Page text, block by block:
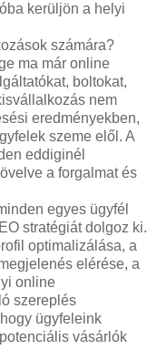
kerüljön a helyi
számára?
ma már online
boltokat,
nem
eredményekben,
szeme elől. A
eddiginél
a forgalmat és
egyes ügyfél
stratégiát dolgoz ki.
optimalizálása, a
elérése, a
online
szereplés
ügyfeleink
vásárlók